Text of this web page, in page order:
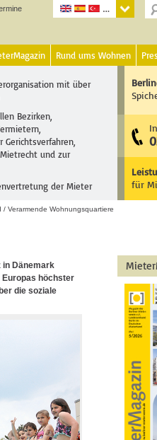
Rund ums Wohnen
mit über
Bezirken,
und zur
der Mieter
für
/ Verarmende Wohnungsquartiere
in Dänemark
Europas höchster
die soziale